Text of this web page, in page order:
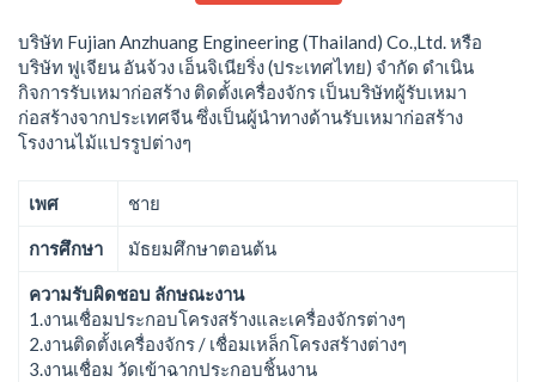
บริษัท Fujian Anzhuang Engineering (Thailand) Co.,Ltd. หรือ
บริษัท ฟูเจียน อันจ้วง เอ็นจิเนียริ่ง (ประเทศไทย) จำกัด ดำเนิน
กิจการรับเหมาก่อสร้าง ติดตั้งเครื่องจักร เป็นบริษัทผู้รับเหมา
ก่อสร้างจากประเทศจีน ซึ่งเป็นผู้นำทางด้านรับเหมาก่อสร้าง
โรงงานไม้แปรรูปต่างๆ
เพศ ชาย
การศึกษา มัธยมศึกษาตอนต้น
ความรับผิดชอบ ลักษณะงาน
1.งานเชื่อมประกอบโครงสร้างและเครื่องจักรต่างๆ
2.งานติดตั้งเครื่องจักร / เชื่อมเหล็กโครงสร้างต่างๆ
3.งานเชื่อม วัดเข้าฉากประกอบชิ้นงาน